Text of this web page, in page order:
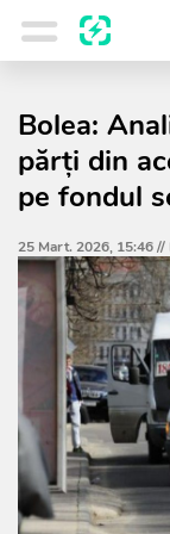
Bolea:
părți din
pe fondul
25 Mart. 2026, 15:46 //